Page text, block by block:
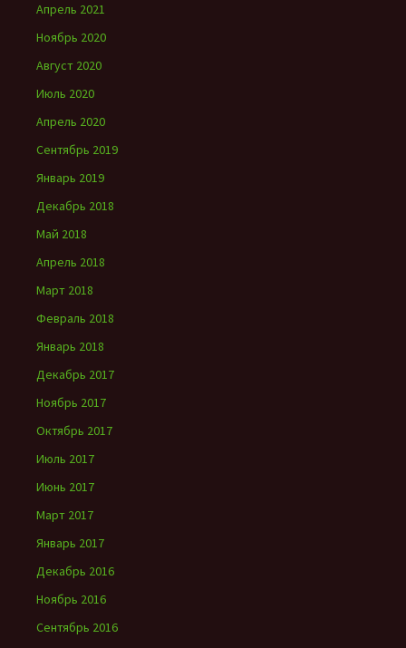
Апрель 2021
Ноябрь 2020
Август 2020
Июль 2020
Апрель 2020
Сентябрь 2019
Январь 2019
Декабрь 2018
Май 2018
Апрель 2018
Март 2018
Февраль 2018
Январь 2018
Декабрь 2017
Ноябрь 2017
Октябрь 2017
Июль 2017
Июнь 2017
Март 2017
Январь 2017
Декабрь 2016
Ноябрь 2016
Сентябрь 2016